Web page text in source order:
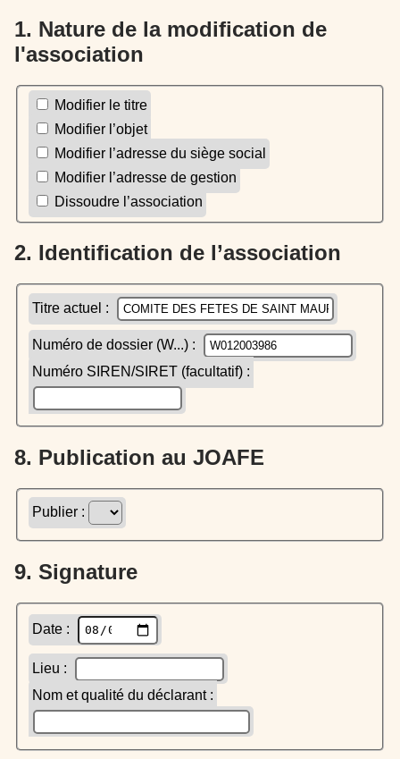
1. Nature de la modification de
l'association
Modifier le titre
Modifier l’objet
Modifier l’adresse du siège social
Modifier l’adresse de gestion
Dissoudre l’association
2. Identification de l’association
Titre actuel :
Numéro de dossier (W...) :
Numéro SIREN/SIRET (facultatif) :
8. Publication au JOAFE
Publier :
9. Signature
Date :
Lieu :
Nom et qualité du déclarant :